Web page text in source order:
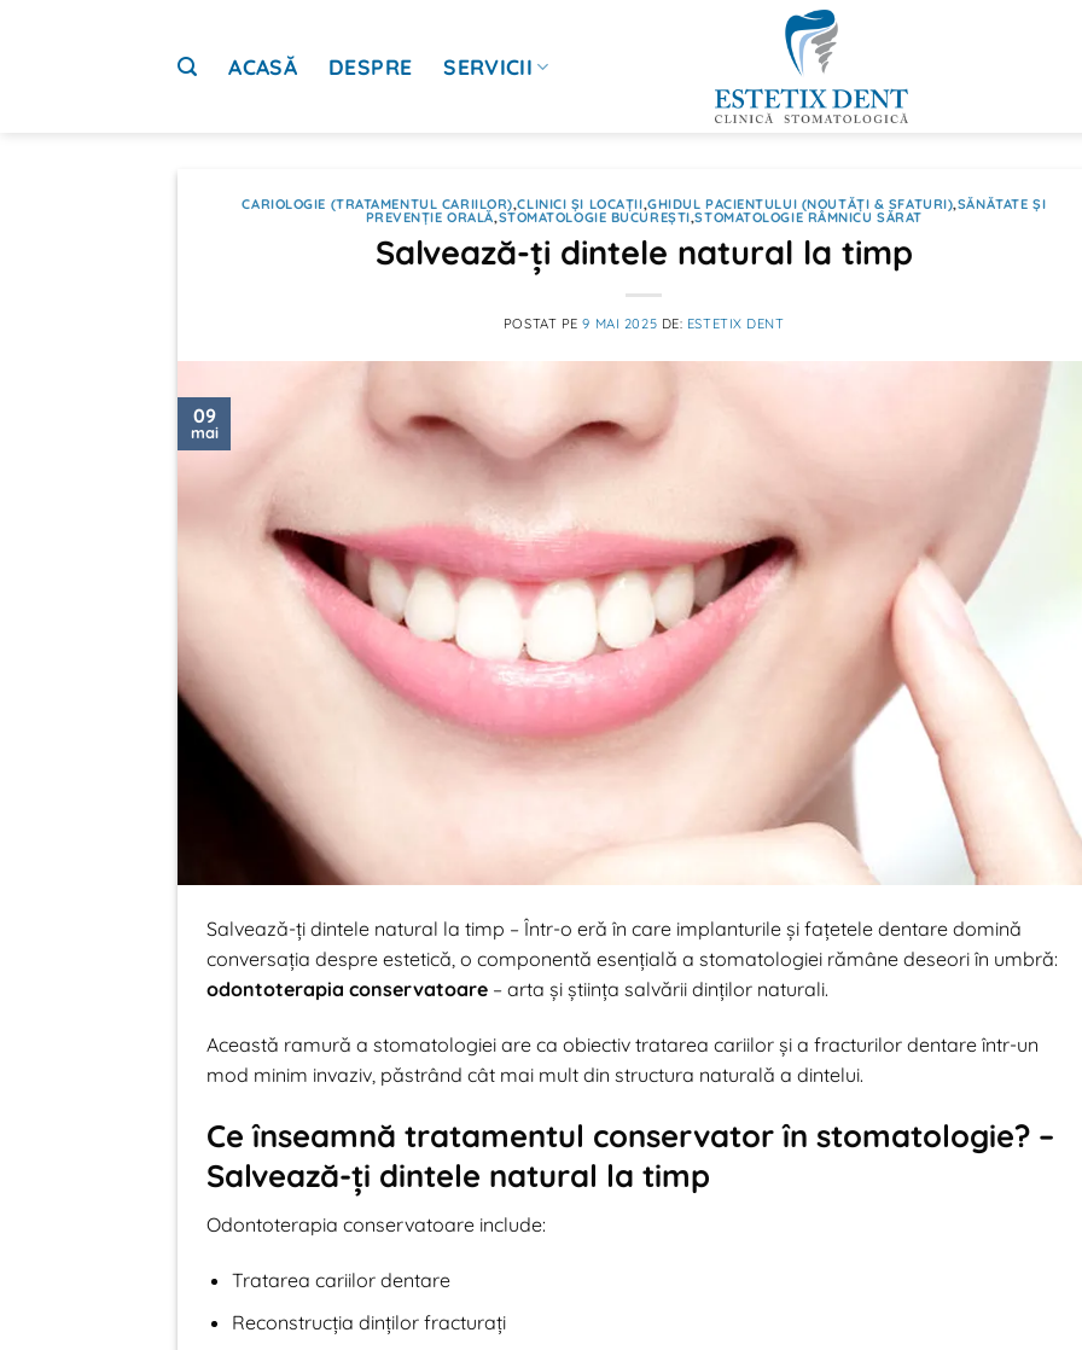
ACASĂ DESPRE SERVICII
CARIOLOGIE (TRATAMENTUL CARIILOR),CLINICI ȘI LOCAȚII,GHIDUL PACIENTULUI (NOUTĂȚI & SFATURI),SĂNĂTATE ȘI
PREVENȚIE ORALĂ,STOMATOLOGIE BUCUREȘTI,STOMATOLOGIE RÂMNICU SĂRAT
Salvează-ți dintele natural la timp
POSTAT PE9 MAI 2025 DE: ESTETIX DENT
09
mai
Salvează-ți dintele natural la timp – Într-o eră în care implanturile și fațetele dentare domină
conversația despre estetică, o componentă esențială a stomatologiei rămâne deseori în umbră:
odontoterapia conservatoare – arta și știința salvării dinților naturali.
Această ramură a stomatologiei are ca obiectiv tratarea cariilor și a fracturilor dentare într-un
mod minim invaziv, păstrând cât mai mult din structura naturală a dintelui.
Ce înseamnă tratamentul conservator în stomatologie? –
Salvează-ți dintele natural la timp
Odontoterapia conservatoare include:
Tratarea cariilor dentare
Reconstrucția dinților fracturați